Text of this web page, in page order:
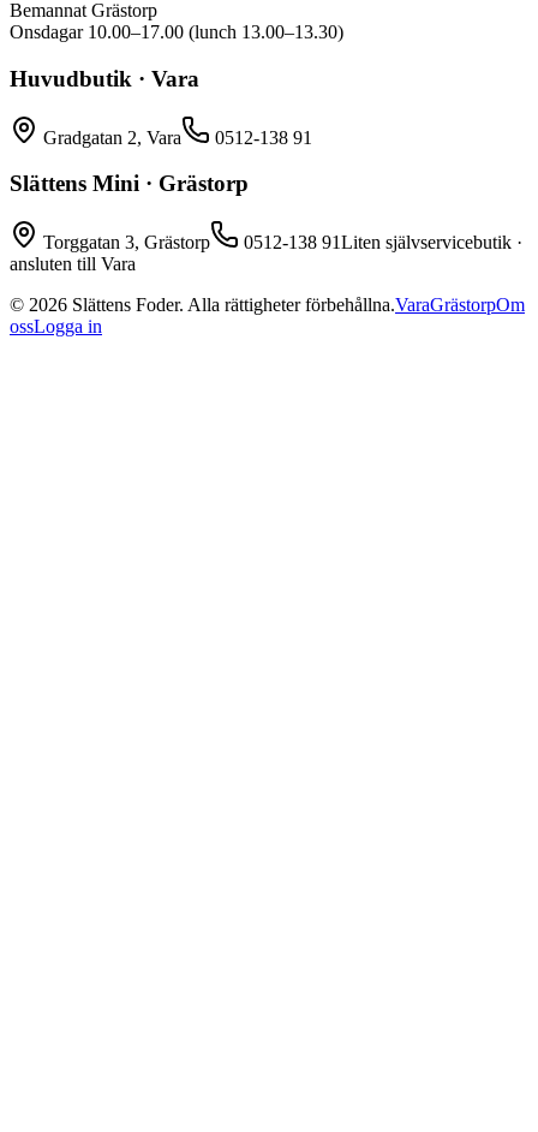
Bemannat Grästorp
Onsdagar 10.00–17.00 (lunch 13.00–13.30)
Huvudbutik · Vara
Gradgatan 2, Vara 0512-138 91
Slättens Mini · Grästorp
Torggatan 3, Grästorp 0512-138 91Liten självservicebutik ·
ansluten till Vara
© 2026 Slättens Foder. Alla rättigheter förbehållna.VaraGrästorpOm
ossLogga in